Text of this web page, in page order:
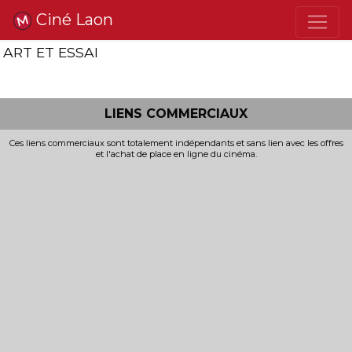
Ciné Laon
ART ET ESSAI
LIENS COMMERCIAUX
Ces liens commerciaux sont totalement indépendants et sans lien avec les offres
et l'achat de place en ligne du cinéma.